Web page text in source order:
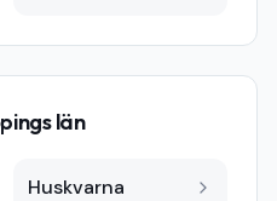
län
Huskvarna